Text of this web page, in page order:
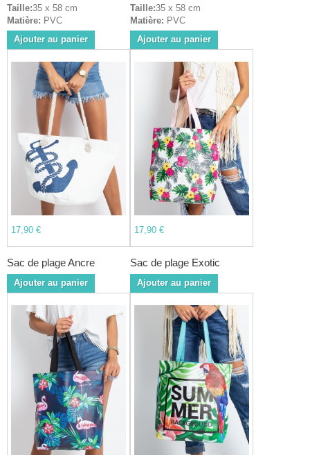
Taille:35 x 58 cm
Matière: PVC
Ajouter au panier
Taille:35 x 58 cm
Matière: PVC
Ajouter au panier
17,90 €
Sac de plage Ancre
Ajouter au panier
17,90 €
Sac de plage Exotic
Ajouter au panier